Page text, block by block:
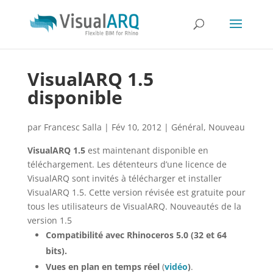
VisualARQ 1.5
disponible
par Francesc Salla | Fév 10, 2012| Général, Nouveau
VisualARQ 1.5est maintenant disponible en
téléchargement. Les détenteurs d’une licence de
VisualARQ sont invités à télécharger et installer
VisualARQ 1.5. Cette version révisée est gratuite pour
tous les utilisateurs de VisualARQ. Nouveautés de la
version 1.5
Compatibilité avec Rhinoceros 5.0 (32 et 64
bits).
Vues en plan en temps réel(vidéo).